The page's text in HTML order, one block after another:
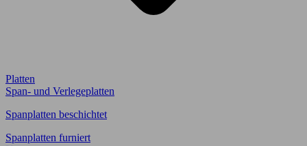
Platten
Span- und Verlegeplatten
Spanplatten beschichtet
Spanplatten furniert